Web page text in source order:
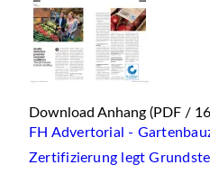
Download Anhang (PDF /
FH Advertorial -
Zertifizierung legt